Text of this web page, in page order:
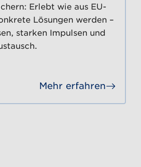
Erlebt wie aus EU-
Lösungen werden –
starken Impulsen und
Mehr erfahren